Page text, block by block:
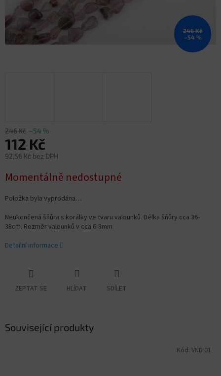
246 Kč
–54 %
246 Kč –54 %
112 Kč
92,56 Kč bez DPH
cena:
Momentálně nedostupné
Položka byla vyprodána…
Neukončená šňůra s korálky ve tvaru valounků. Délka šňůry cca 36-
38cm. Rozměr valounků v cca 6-8mm
Detailní informace
ZEPTAT SE HLÍDAT SDÍLET
Související produkty
Kód: VND 01